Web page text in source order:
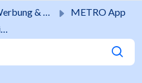
& Aktionen
METRO App